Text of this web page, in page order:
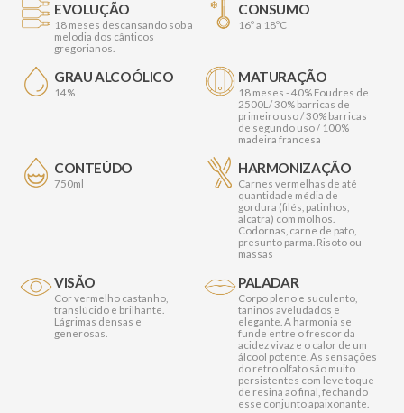
EVOLUÇÃO
18 meses descansando sob a
melodia dos cânticos
gregorianos.
CONSUMO
16º a 18ºC
GRAU ALCOÓLICO
14%
MATURAÇÃO
18 meses - 40% Foudres de
2500L/ 30% barricas de
primeiro uso / 30% barricas
de segundo uso / 100%
madeira francesa
CONTEÚDO
750ml
HARMONIZAÇÃO
Carnes vermelhas de até
quantidade média de
gordura (filés, patinhos,
alcatra) com molhos.
Codornas, carne de pato,
presunto parma. Risoto ou
massas
VISÃO
Cor vermelho castanho,
translúcido e brilhante.
Lágrimas densas e
generosas.
PALADAR
Corpo pleno e suculento,
taninos aveludados e
elegante. A harmonia se
funde entre o frescor da
acidez vivaz e o calor de um
álcool potente. As sensações
do retro olfato são muito
persistentes com leve toque
de resina ao final, fechando
esse conjunto apaixonante.